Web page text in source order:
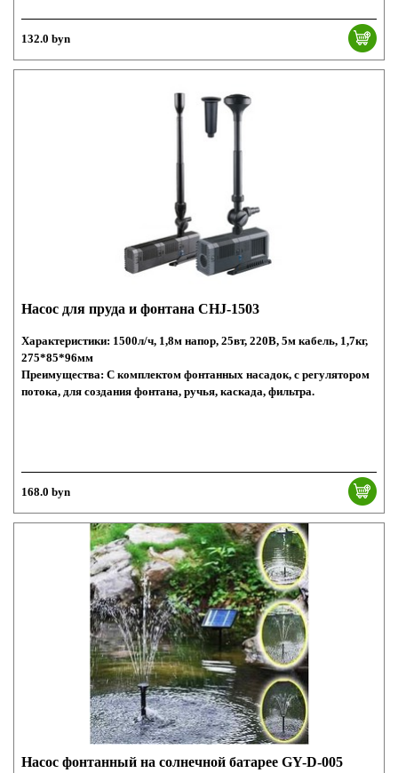
132.0 byn
Насос для пруда и фонтана CHJ-1503
Характеристики: 1500л/ч, 1,8м напор, 25вт, 220В, 5м кабель, 1,7кг,
275*85*96мм
Преимущества: С комплектом фонтанных насадок, с регулятором
потока, для создания фонтана, ручья, каскада, фильтра.
168.0 byn
Насос фонтанный на солнечной батарее GY-D-005